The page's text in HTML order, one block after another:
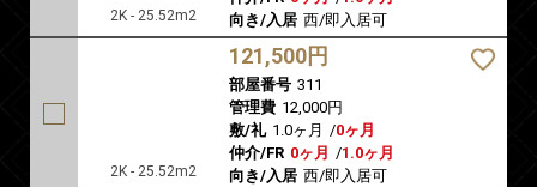
2K - 25.52m2
向き/入居 西/即入居可
2K - 25.52m2
121,500円
部屋番号 311
管理費 12,000円
敷/礼 1.0ヶ月 /0ヶ月
仲介/FR 0ヶ月 /1.0ヶ月
向き/入居 西/即入居可